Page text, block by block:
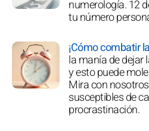
numerología. 12
tu número
¡Cómo combatir
la manía de dejar
y esto puede
Mira con
susceptibles de
procrastinación.